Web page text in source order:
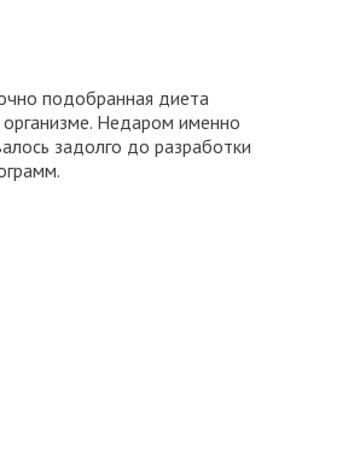
подобранная диета
Недаром именно
задолго до разработки